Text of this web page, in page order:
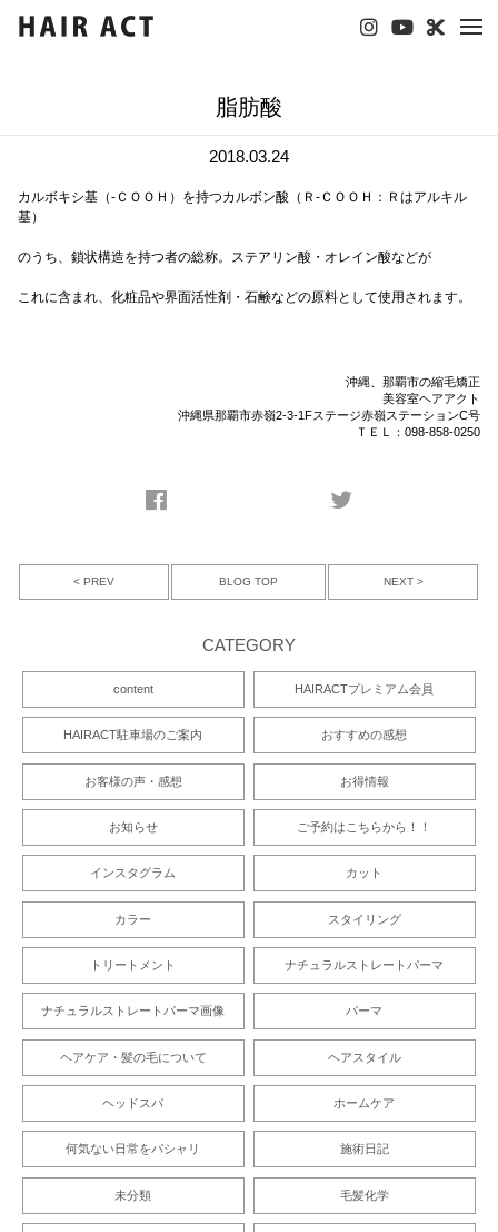
脂肪酸
2018.03.24
カルボキシ基（-ＣＯＯＨ）を持つカルボン酸（Ｒ-ＣＯＯＨ：Ｒはアルキル
基）
のうち、鎖状構造を持つ者の総称。ステアリン酸・オレイン酸などが
これに含まれ、化粧品や界面活性剤・石鹸などの原料として使用されます。
沖縄、那覇市の縮毛矯正
美容室ヘアアクト
沖縄県那覇市赤嶺2-3-1Fステージ赤嶺ステーションC号
ＴＥＬ：098-858-0250
< PREV BLOG TOP NEXT >
CATEGORY
content HAIRACTプレミアム会員
HAIRACT駐車場のご案内 おすすめの感想
お客様の声・感想 お得情報
お知らせ ご予約はこちらから！！
インスタグラム カット
カラー スタイリング
トリートメント ナチュラルストレートパーマ
ナチュラルストレートパーマ画像 パーマ
ヘアケア・髪の毛について ヘアスタイル
ヘッドスパ ホームケア
何気ない日常をパシャリ 施術日記
未分類 毛髪化学